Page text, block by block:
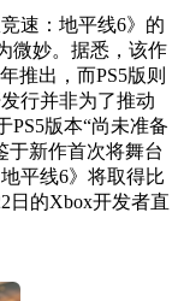
速：地平线6》的
微妙。据悉，该作
推出，而PS5版则
行并非为了推动
PS5版本“尚未准备
于新作首次将舞台
平线6》将取得比
日的Xbox开发者直